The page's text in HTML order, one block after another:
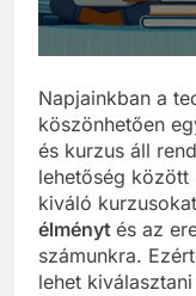
Napjainkban a
köszönhetően
és kurzus áll
lehetőség között
kiváló
élményt és az
számunkra.
lehet